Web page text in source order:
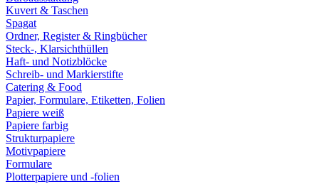
Kuvert & Taschen
Spagat
Ordner, Register & Ringbücher
Steck-, Klarsichthüllen
Haft- und Notizblöcke
Schreib- und Markierstifte
Catering & Food
Papier, Formulare, Etiketten, Folien
Papiere weiß
Papiere farbig
Strukturpapiere
Motivpapiere
Formulare
Plotterpapiere und -folien